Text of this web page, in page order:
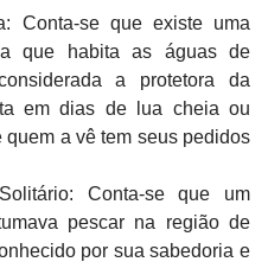
Conta-se que existe uma
que habita as águas de
a protetora da
em dias de lua cheia ou
a vê tem seus pedidos
Conta-se que um
pescar na região de
por sua sabedoria e